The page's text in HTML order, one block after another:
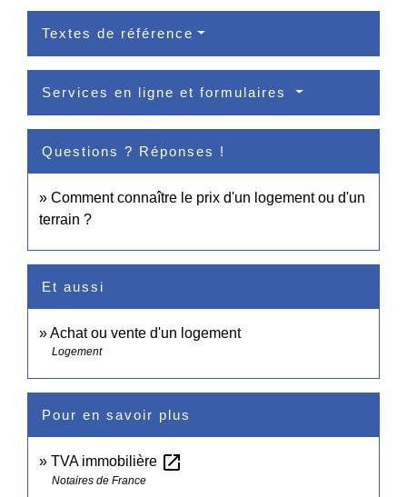
Textes de référence
Services en ligne et formulaires
Questions ? Réponses !
Comment connaître le prix d'un logement ou d'un
terrain ?
Et aussi
Achat ou vente d'un logement
Logement
Pour en savoir plus
TVA immobilière open_in_new
Notaires de France